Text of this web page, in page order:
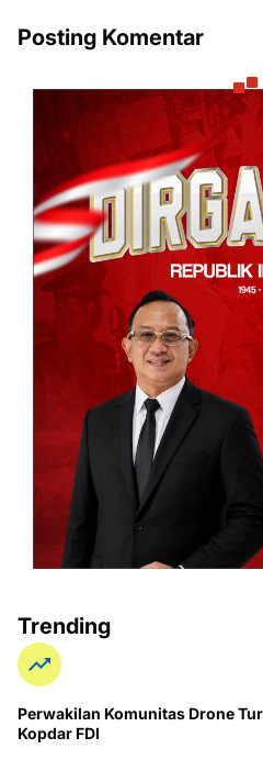
Posting Komentar
Trending
Perwakilan Komunitas Drone
Kopdar FDI